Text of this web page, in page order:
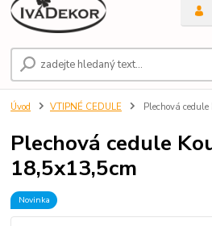
Úvod VTIPNÉ CEDULE Plechová
Plechová cedule
18,5x13,5cm
Novinka